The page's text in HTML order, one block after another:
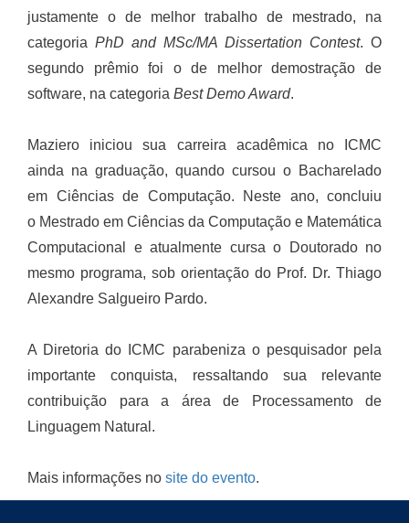
justamente o de melhor trabalho de mestrado, na
categoria PhD and MSc/MA Dissertation Contest. O
segundo prêmio foi o de melhor demostração de
software, na categoria Best Demo Award.
Maziero iniciou sua carreira acadêmica no ICMC
ainda na graduação, quando cursou o Bacharelado
em Ciências de Computação. Neste ano, concluiu
o Mestrado em Ciências da Computação e Matemática
Computacional e atualmente cursa o Doutorado no
mesmo programa, sob orientação do Prof. Dr. Thiago
Alexandre Salgueiro Pardo.
A Diretoria do ICMC parabeniza o pesquisador pela
importante conquista, ressaltando sua relevante
contribuição para a área de Processamento de
Linguagem Natural.
Mais informações no site do evento.